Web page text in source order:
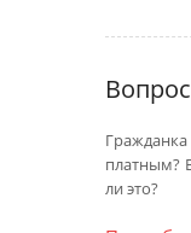
платным?
ли это?